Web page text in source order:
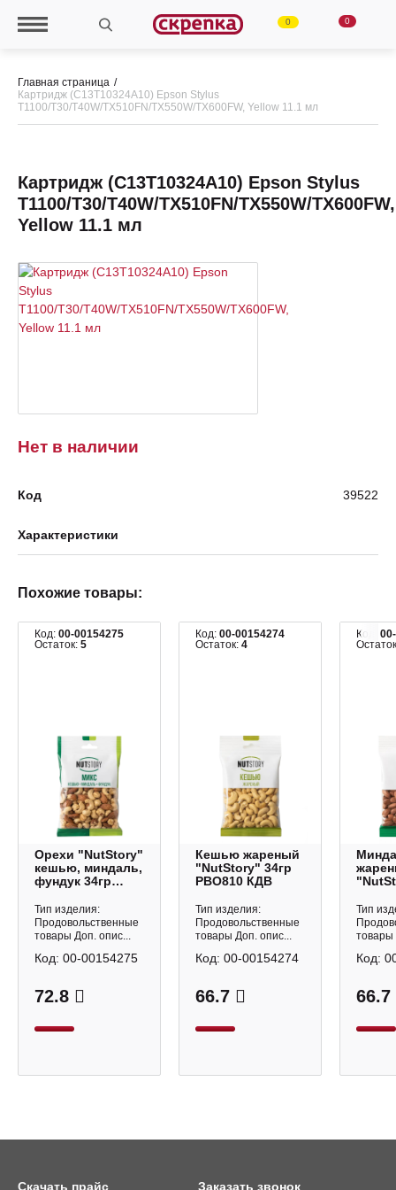
0 0
Главная страница
Картридж (C13T10324A10) Epson Stylus
T1100/T30/T40W/TX510FN/TX550W/TX600FW, Yellow 11.1 мл
Нет в наличии
Картридж (C13T10324A10) Epson Stylus
T1100/T30/T40W/TX510FN/TX550W/TX600FW,
Yellow 11.1 мл
Код 39522
Характеристики
Похожие товары:
Код: 00-00154275
Остаток: 5
Орехи "NutStory"
кешью, миндаль,
фундук 34гр
Тип изделия:
Продовольственные
товары Доп. опис...
72.8
Код: 00-00154275
Код: 00-00154274
Остаток: 4
Кешью жареный
"NutStory" 34гр
РВО810 КДВ
Тип изделия:
Продовольственные
товары Доп. опис...
66.7
Код: 00-00154274
Код:
Тип
товары
66.7
Код:
Заказать звонок
Скачать прайс